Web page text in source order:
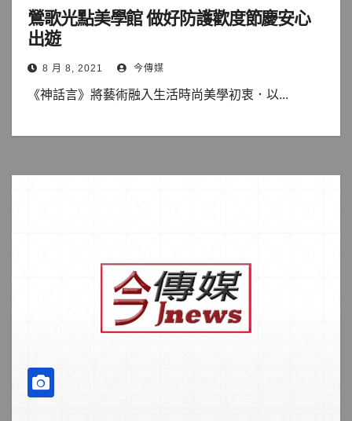
鶯歌光點美學館 做好防護歡度節慶安心
出遊
8 月 8, 2021 今傳媒
《神話言》將藝術融入生活時尚美學初衷．以...